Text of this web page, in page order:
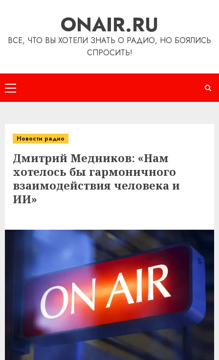
ONAIR.RU
ВСЕ, ЧТО ВЫ ХОТЕЛИ ЗНАТЬ О РАДИО, НО БОЯЛИСЬ
СПРОСИТЬ!
Основное
меню
Новости радио
Дмитрий Медников: «Нам
хотелось бы гармоничного
взаимодействия человека и
ИИ»